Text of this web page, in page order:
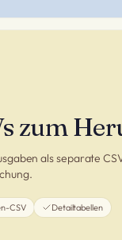
zum
als separate
CSV Detailtabellen